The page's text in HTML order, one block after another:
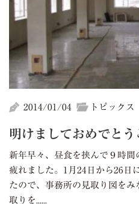
2014/01/04 トピックス
明けましておめでとう
新年早々、昼食を挟んで９時
疲れました。1月24日から26日
たので、事務所の見取り図を
取りを......